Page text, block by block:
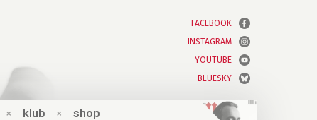
FACEBOOK
INSTAGRAM
YOUTUBE
BLUESKY
× klub × shop